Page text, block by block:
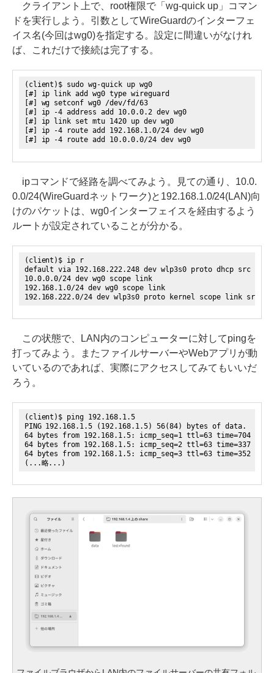
クライアント上で、root権限で「wg-quick up」コマン
ドを実行しよう。引数としてWireGuardのインターフェ
イス名(今回はwg0)を指定する。設定に間違いがなけれ
ば、これだけで接続は完了する。
(client)$ sudo wg-quick up wg0
[#] ip link add wg0 type wireguard
[#] wg setconf wg0 /dev/fd/63
[#] ip -4 address add 10.0.0.2 dev wg0
[#] ip link set mtu 1420 up dev wg0
[#] ip -4 route add 192.168.1.0/24 dev wg0
[#] ip -4 route add 10.0.0.0/24 dev wg0
ipコマンドで経路を調べてみよう。見ての通り、10.0.
0.0/24(WireGuardネットワーク)と192.168.1.0/24(LAN)向
けのパケットは、wg0インターフェイスを経由するよう
ルートが設定されていることが分かる。
(client)$ ip r
default via 192.168.222.248 dev wlp3s0 proto dhcp src
10.0.0.0/24 dev wg0 scope link ← wg0を経由する
192.168.1.0/24 dev wg0 scope link ← wg0を経由し
192.168.222.0/24 dev wlp3s0 proto kernel scope link src
この状態で、LAN内のコンピューターに対してpingを
打ってみよう。またファイルサーバーやWebアプリが動
いているのであれば、実際にアクセスしてみてもいいだ
ろう。
(client)$ ping 192.168.1.5
PING 192.168.1.5 (192.168.1.5) 56(84) bytes of data.
64 bytes from 192.168.1.5: icmp_seq=1 ttl=63 time=704 ms
64 bytes from 192.168.1.5: icmp_seq=2 ttl=63 time=337 ms
64 bytes from 192.168.1.5: icmp_seq=3 ttl=63 time=352 ms
(...略...)